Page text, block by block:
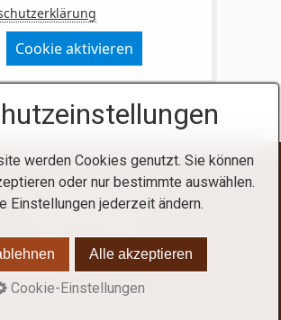
Cookie aktivieren
Kontakt
Impressum
Datenschutzerklärung
Dietrich - Schönheide/Erzgeb.
werden Cookies genutzt. Sie können
oder nur bestimmte auswählen.
Einstellungen jederzeit ändern.
Alle akzeptieren
Cookie-Einstellungen